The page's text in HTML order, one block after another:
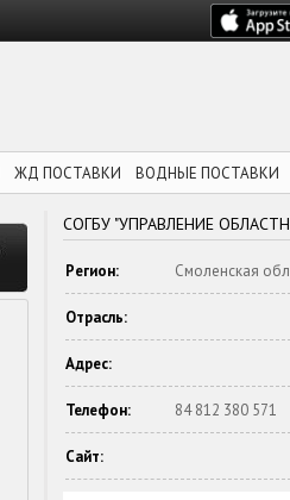
ЖД ПОСТАВКИ ВОДНЫЕ ПОСТАВКИ
СОГБУ "УПРАВЛЕНИЕ
Регион: Смоленская
Отрасль:
Адрес:
Телефон: 84 812 380 571
Сайт: